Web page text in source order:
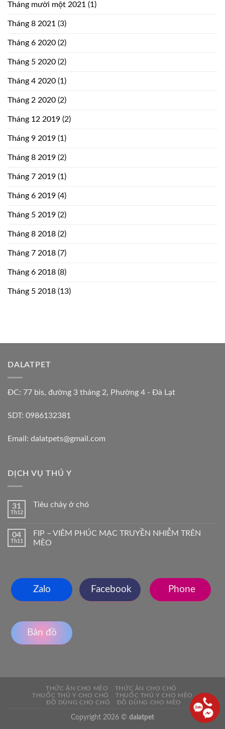
Tháng mười một 2021 (1)
Tháng 8 2021 (3)
Tháng 6 2020 (2)
Tháng 5 2020 (2)
Tháng 4 2020 (1)
Tháng 2 2020 (2)
Tháng 12 2019 (2)
Tháng 9 2019 (1)
Tháng 8 2019 (2)
Tháng 7 2019 (1)
Tháng 6 2019 (4)
Tháng 5 2019 (2)
Tháng 8 2018 (2)
Tháng 7 2018 (7)
Tháng 6 2018 (8)
Tháng 5 2018 (13)
DALATPET
ĐC: 77 bis, đường 3 tháng 2, Phường 4 - Đà Lạt
SDT: 0986132381
Email: dalatpets@gmail.com
DỊCH VỤ THÚ Y
31
Th12
Tiêu chảy ở chó
04
Th11
FIP – VIÊM PHÚC MẠC TRUYỀN NHIỄM TRÊN
MÈO
Zalo Facebook Phone
Bản đồ
THỨC ĂN CHO MÈO
THỨC ĂN CHO CHÓ
THUỐC THÚ Y CHO CHÓ
THUỐC THÚ Y CHO MÈO
ĐỒ DÙNG CHO CHÓ
ĐỒ DÙNG CHO MÈO
Copyright 2026 © dalatpet